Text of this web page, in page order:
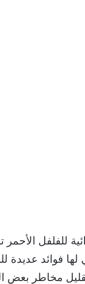
للفلفل
لها فوائد عديدة
مخاطر بعض